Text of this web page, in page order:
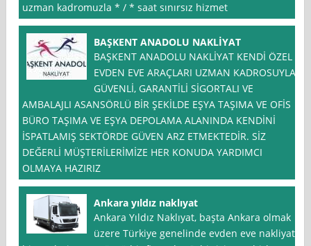
uzman kadromuzla * / * saat sınırsız hizmet
BAŞKENT ANADOLU NAKLİYAT
BAŞKENT ANADOLU NAKLİYAT KENDİ ÖZEL
EVDEN EVE ARAÇLARI UZMAN KADROSUYLA,
GÜVENLİ, GARANTİLİ SİGORTALI VE
AMBALAJLI ASANSÖRLÜ BİR ŞEKİLDE EŞYA TAŞIMA VE OFİS
BÜRO TAŞIMA VE EŞYA DEPOLAMA ALANINDA KENDİNİ
İSPATLAMIŞ SEKTÖRDE GÜVEN ARZ ETMEKTEDİR. SİZ
DEĞERLİ MÜŞTERİLERİMİZE HER KONUDA YARDIMCI
OLMAYA HAZIRIZ
Ankara yıldız naklıyat
Ankara Yıldız Naklıyat, başta Ankara olmak
üzere Türkiye genelinde evden eve nakliyat